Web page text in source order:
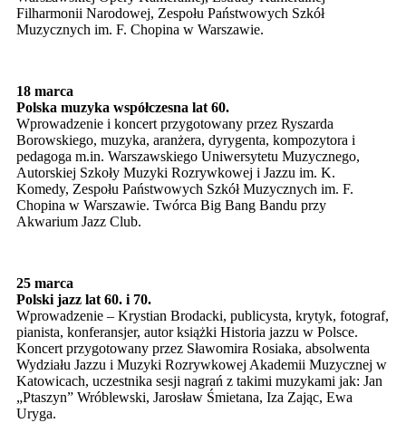
Filharmonii Narodowej, Zespołu Państwowych Szkół
Muzycznych im. F. Chopina w Warszawie.
18 marca
Polska muzyka współczesna lat 60.
Wprowadzenie i koncert przygotowany przez Ryszarda
Borowskiego, muzyka, aranżera, dyrygenta, kompozytora i
pedagoga m.in. Warszawskiego Uniwersytetu Muzycznego,
Autorskiej Szkoły Muzyki Rozrywkowej i Jazzu im. K.
Komedy, Zespołu Państwowych Szkół Muzycznych im. F.
Chopina w Warszawie. Twórca Big Bang Bandu przy
Akwarium Jazz Club.
25 marca
Polski jazz lat 60. i 70.
Wprowadzenie – Krystian Brodacki, publicysta, krytyk, fotograf,
pianista, konferansjer, autor książki Historia jazzu w Polsce.
Koncert przygotowany przez Sławomira Rosiaka, absolwenta
Wydziału Jazzu i Muzyki Rozrywkowej Akademii Muzycznej w
Katowicach, uczestnika sesji nagrań z takimi muzykami jak: Jan
„Ptaszyn” Wróblewski, Jarosław Śmietana, Iza Zając, Ewa
Uryga.